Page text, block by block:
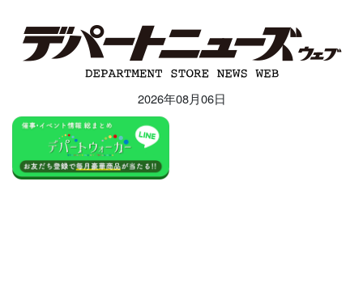
2026年08月06日